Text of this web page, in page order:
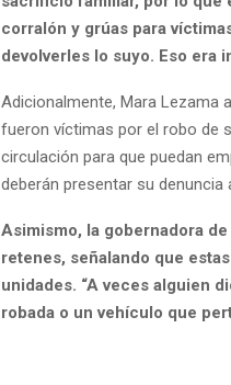
corralón y grúas para
devolverles lo suyo. Eso era
Adicionalmente, Mara Lezama
fueron víctimas por el robo de
circulación para que puedan
deberán presentar su denuncia
Asimismo, la gobernadora
retenes, señalando que
unidades. “A veces alguien
robada o un vehículo que